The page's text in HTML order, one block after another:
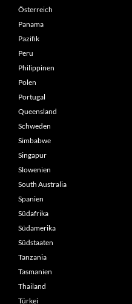
Österreich
Panama
Pazifik
Peru
Philippinen
Polen
Portugal
Queensland
Schweden
Simbabwe
Singapur
Slowenien
South Australia
Spanien
Südafrika
Südamerika
Südstaaten
Tanzania
Tasmanien
Thailand
Türkei